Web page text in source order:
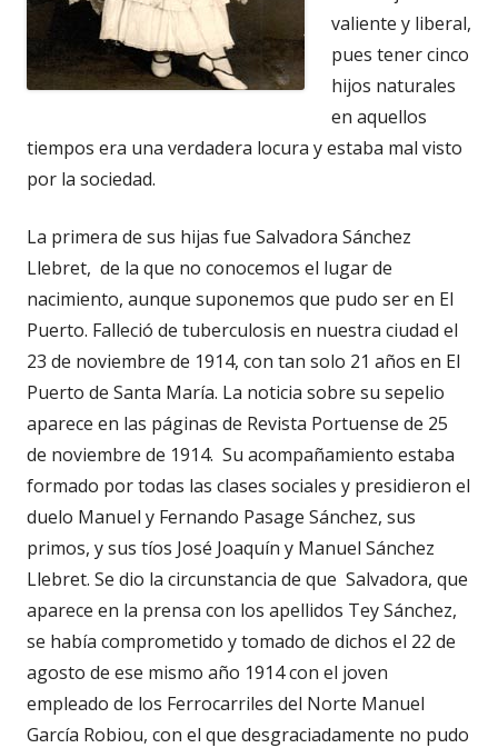
valiente y liberal,
pues tener cinco
hijos naturales
en aquellos
tiempos era una verdadera locura y estaba mal visto
por la sociedad.
La primera de sus hijas fue Salvadora Sánchez
Llebret, de la que no conocemos el lugar de
nacimiento, aunque suponemos que pudo ser en El
Puerto. Falleció de tuberculosis en nuestra ciudad el
23 de noviembre de 1914, con tan solo 21 años en El
Puerto de Santa María. La noticia sobre su sepelio
aparece en las páginas de Revista Portuense de 25
de noviembre de 1914. Su acompañamiento estaba
formado por todas las clases sociales y presidieron el
duelo Manuel y Fernando Pasage Sánchez, sus
primos, y sus tíos José Joaquín y Manuel Sánchez
Llebret. Se dio la circunstancia de que Salvadora, que
aparece en la prensa con los apellidos Tey Sánchez,
se había comprometido y tomado de dichos el 22 de
agosto de ese mismo año 1914 con el joven
empleado de los Ferrocarriles del Norte Manuel
García Robiou, con el que desgraciadamente no pudo